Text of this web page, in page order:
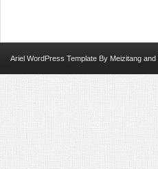
Ariel WordPress Template By Meizitang and